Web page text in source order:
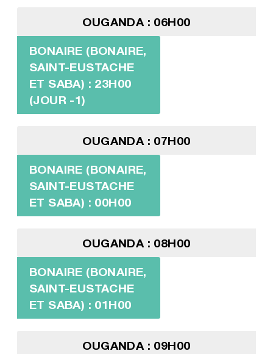
OUGANDA : 06H00
BONAIRE (BONAIRE,
SAINT-EUSTACHE
ET SABA) : 23H00
(JOUR -1)
OUGANDA : 07H00
BONAIRE (BONAIRE,
SAINT-EUSTACHE
ET SABA) : 00H00
OUGANDA : 08H00
BONAIRE (BONAIRE,
SAINT-EUSTACHE
ET SABA) : 01H00
OUGANDA : 09H00